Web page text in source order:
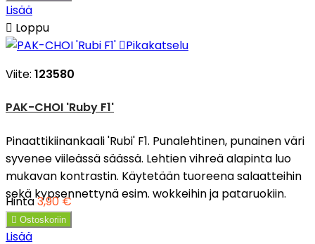
Lisää
 Loppu
Pikakatselu
Viite: 123580
PAK-CHOI 'Ruby F1'
Pinaattikiinankaali 'Rubi' F1. Punalehtinen, punainen väri
syvenee viileässä säässä. Lehtien vihreä alapinta luo
mukavan kontrastin. Käytetään tuoreena salaatteihin
sekä kypsennettynä esim. wokkeihin ja pataruokiin.
Hinta3,90 €
 Ostoskoriin
Lisää